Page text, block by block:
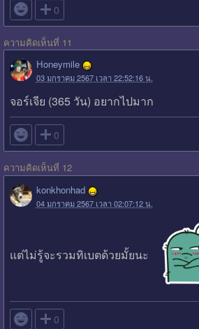
 0
ความคิดเห็นที่ 11
Honeymile
03 มกราคม 2567 เวลา 22:52:16 น.
จอร์เจีย (365 วัน) อยากไปมาก
 0
ความคิดเห็นที่ 12
konkhonhad
04 มกราคม 2567 เวลา 02:07:12 น.
แต่ไม่รู้จะรวมทิเบตด้วยมั้ยนะ
 0